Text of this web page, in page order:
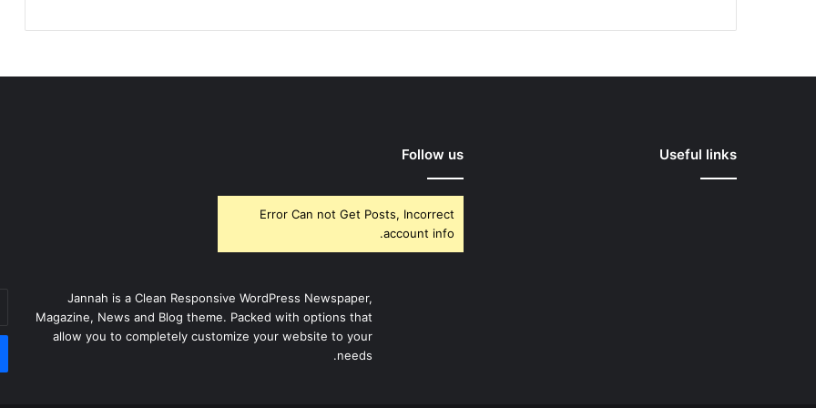
Useful links
Follow us
Error Can not Get Posts, Incorrect
account info.
Jannah is a Clean Responsive WordPress Newspaper,
Magazine, News and Blog theme. Packed with options that
allow you to completely customize your website to your
needs.